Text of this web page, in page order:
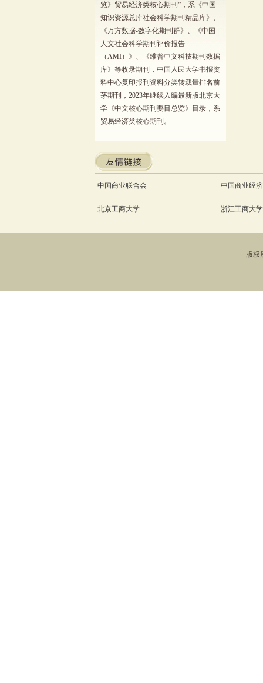
览》贸易经济类核心期刊”，系《中国
知识资源总库社会科学期刊精品库》、
《万方数据-数字化期刊群》、《中国
人文社会科学期刊评价报告
（AMI）》、《维普中文科技期刊数据
库》等收录期刊，中国人民大学书报资
料中心复印报刊资料分类转载量排名前
茅期刊，2023年继续入编最新版北京大
学《中文核心期刊要目总览》目录，系
贸易经济类核心期刊。
中国商业联合会 中国商业经
北京工商大学 浙江工商大学
版